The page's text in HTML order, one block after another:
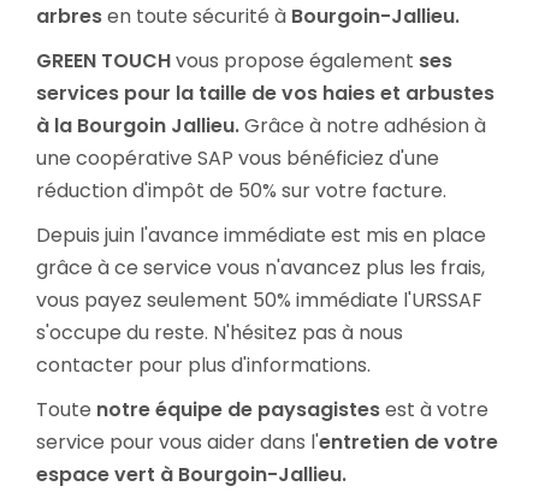
arbresen toute sécurité à Bourgoin-Jallieu.
GREEN TOUCHvous propose également ses
services pour la taille de vos haies et arbustes
à la Bourgoin Jallieu.Grâce à notre adhésion à
une coopérative SAP vous bénéficiez d'une
réduction d'impôt de 50% sur votre facture.
Depuis juin l'avance immédiate est mis en place
grâce à ce service vous n'avancez plus les frais,
vous payez seulement 50% immédiate l'URSSAF
s'occupe du reste. N'hésitez pas à nous
contacter pour plus d'informations.
Toute notre équipe de paysagistesest à votre
service pour vous aider dans l'entretien de votre
espace vert à Bourgoin-Jallieu.